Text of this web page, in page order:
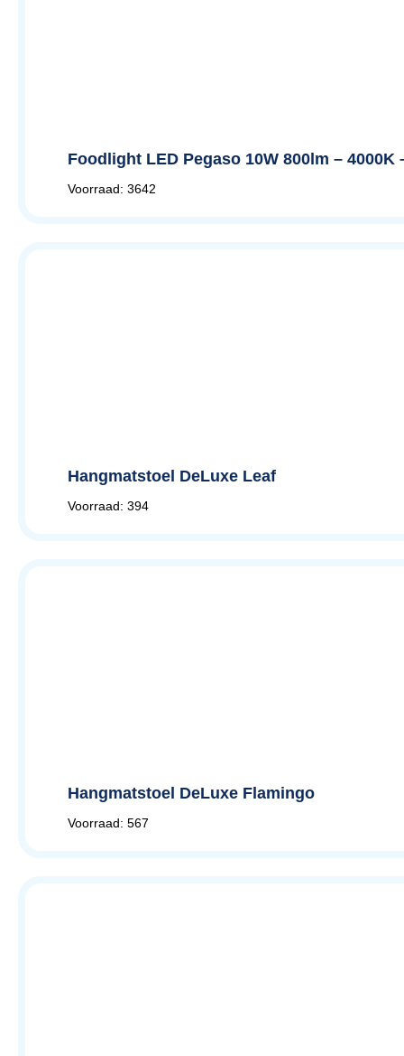
Foodlight LED Pegaso 10W 800lm – 4000K
Voorraad: 3642
Hangmatstoel DeLuxe Leaf
Voorraad: 394
Hangmatstoel DeLuxe Flamingo
Voorraad: 567